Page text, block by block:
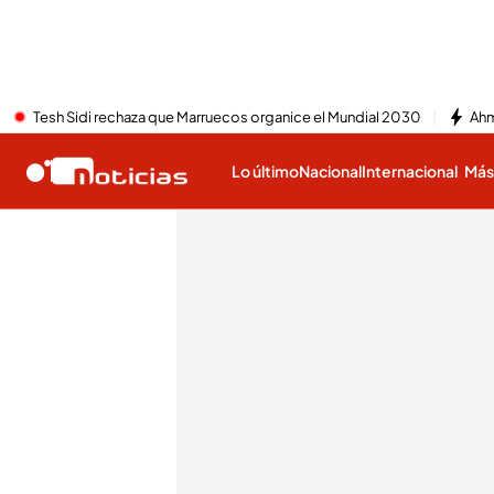
Tesh Sidi rechaza que Marruecos organice el Mundial 2030
Lo últimoNacionalInternacional Más